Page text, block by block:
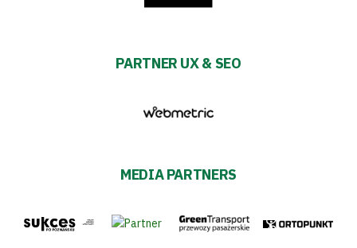
PARTNER UX & SEO
MEDIA PARTNERS